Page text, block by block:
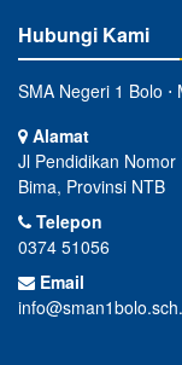
Hubungi Kami
SMA Negeri 1 Bolo
Alamat
Jl Pendidikan
Bima, Provinsi NTB
Telepon
0374 51056
Email